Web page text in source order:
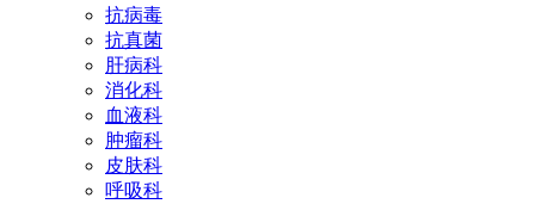
抗病毒
抗真菌
肝病科
消化科
血液科
肿瘤科
皮肤科
呼吸科